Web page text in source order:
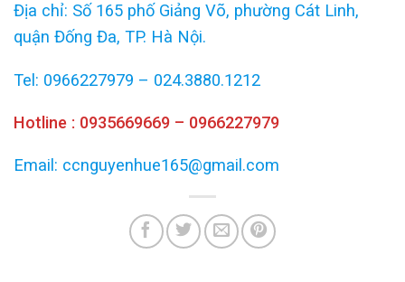
Địa chỉ: Số 165 phố Giảng Võ, phường Cát Linh,
quận Đống Đa, TP. Hà Nội.
Tel: 0966227979 – 024.3880.1212
Hotline : 0935669669 – 0966227979
Email: ccnguyenhue165@gmail.com